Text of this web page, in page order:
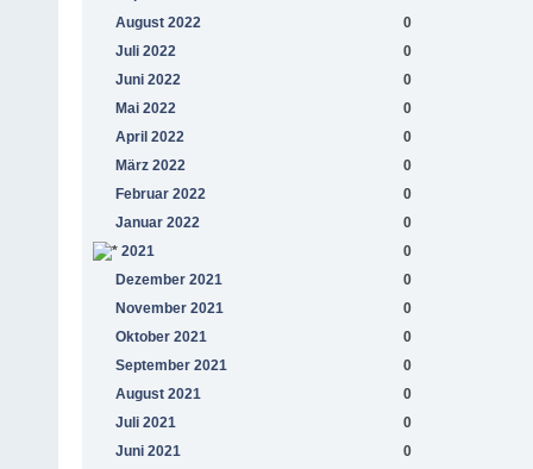
August 2022
0
Juli 2022
0
Juni 2022
0
Mai 2022
0
April 2022
0
März 2022
0
Februar 2022
0
Januar 2022
0
2021
0
Dezember 2021
0
November 2021
0
Oktober 2021
0
September 2021
0
August 2021
0
Juli 2021
0
Juni 2021
0